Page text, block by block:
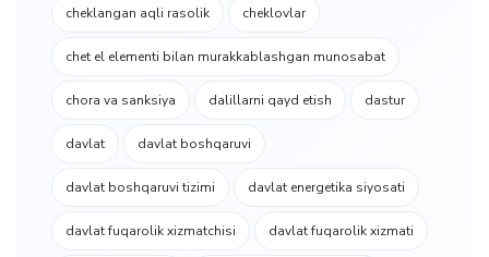
cheklangan aqli rasolik cheklovlar
chet el elementi bilan murakkablashgan munosabat
chora va sanksiya dalillarni qayd etish dastur
davlat davlat boshqaruvi
davlat boshqaruvi tizimi davlat energetika siyosati
davlat fuqarolik xizmatchisi davlat fuqarolik xizmati